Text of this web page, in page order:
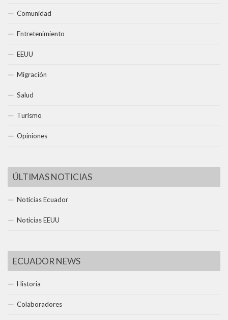
Comunidad
Entretenimiento
EEUU
Migración
Salud
Turismo
Opiniones
ÚLTIMAS NOTICIAS
Noticias Ecuador
Noticias EEUU
ECUADOR NEWS
Historia
Colaboradores